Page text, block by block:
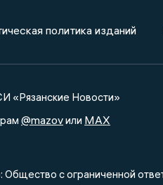
политика изданий
«Рязанские Новости»
@mazovили MAX
Общество с ограниченной